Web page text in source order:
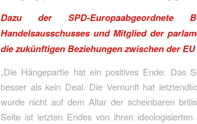
Dazu der SPD-Europaabgeordnete
Handelsausschusses und Mitglied der
die zukünftigen Beziehungen zwischen der
„Die Hängepartie hat ein positives Ende: Das
besser als kein Deal. Die Vernunft hat
wurde nicht auf dem Altar der scheinbaren
Seite ist letzten Endes von ihren